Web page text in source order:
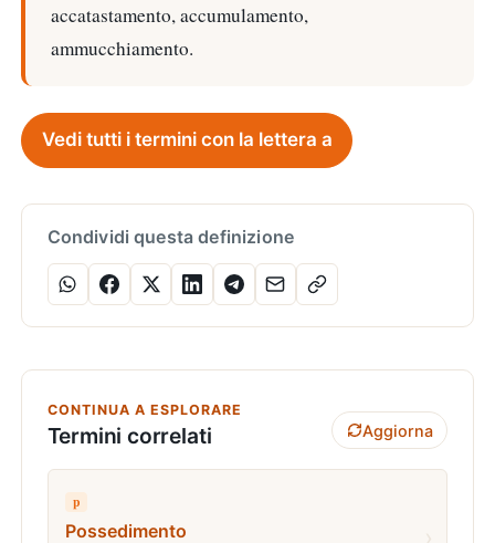
accatastamento, accumulamento,
ammucchiamento.
Vedi tutti i termini con la lettera a
Condividi questa definizione
CONTINUA A ESPLORARE
Termini correlati Aggiorna
p
Possedimento